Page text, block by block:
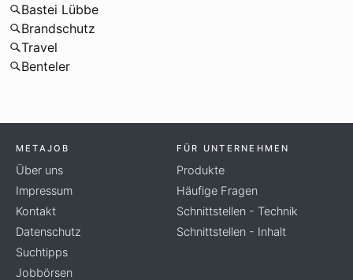
Bastei Lübbe
Brandschutz
Travel
Benteler
METAJOB
Über uns
Impressum
Kontakt
Datenschutz
Suchtipps
Jobbörsen
FÜR UNTERNEHMEN
Produkte
Häufige Fragen
Schnittstellen - Technik
Schnittstellen - Inhalt